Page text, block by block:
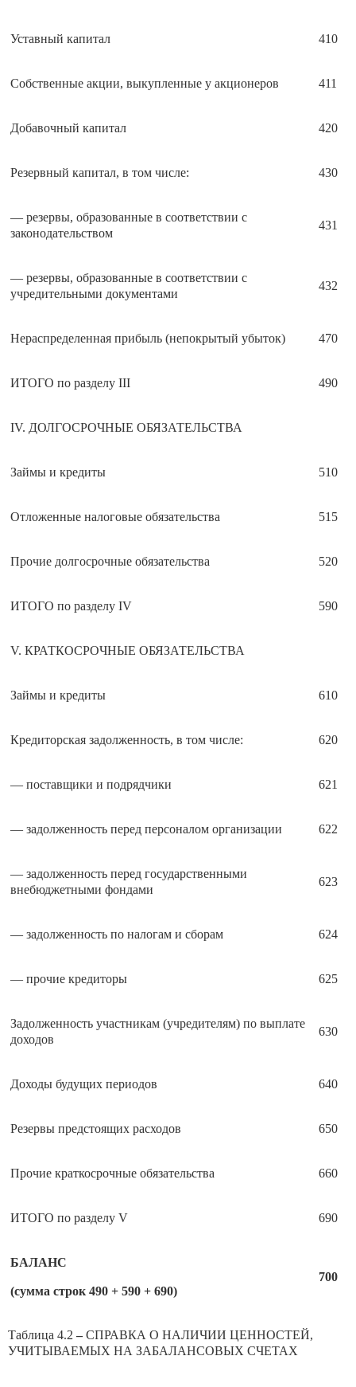
Уставный капитал 410
Собственные акции, выкупленные у акционеров 411
Добавочный капитал 420
Резервный капитал, в том числе: 430
— резервы, образованные в соответствии с
законодательством
431
— резервы, образованные в соответствии с
учредительными документами
432
Нераспределенная прибыль (непокрытый убыток) 470
ИТОГО по разделу III 490
IV. ДОЛГОСРОЧНЫЕ ОБЯЗАТЕЛЬСТВА
Займы и кредиты 510
Отложенные налоговые обязательства 515
Прочие долгосрочные обязательства 520
ИТОГО по разделу IV 590
V. КРАТКОСРОЧНЫЕ ОБЯЗАТЕЛЬСТВА
Займы и кредиты 610
Кредиторская задолженность, в том числе: 620
— поставщики и подрядчики 621
— задолженность перед персоналом организации 622
— задолженность перед государственными
внебюджетными фондами
623
— задолженность по налогам и сборам 624
— прочие кредиторы 625
Задолженность участникам (учредителям) по выплате
доходов
630
Доходы будущих периодов 640
Резервы предстоящих расходов 650
Прочие краткосрочные обязательства 660
ИТОГО по разделу V 690
БАЛАНС
(сумма строк 490 + 590 + 690)
700
Таблица 4.2 – СПРАВКА О НАЛИЧИИ ЦЕННОСТЕЙ,
УЧИТЫВАЕМЫХ НА ЗАБАЛАНСОВЫХ СЧЕТАХ